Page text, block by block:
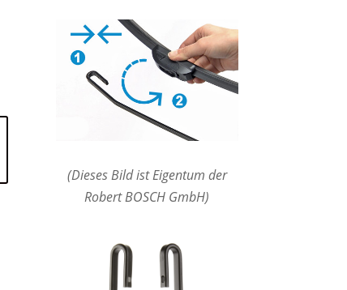
(Dieses Bild ist Eigentum der
Robert BOSCH GmbH)